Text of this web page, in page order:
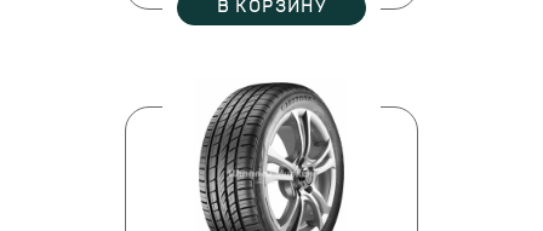
В КОРЗИНУ